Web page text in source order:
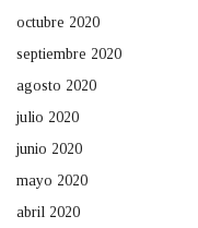
octubre 2020
septiembre 2020
agosto 2020
julio 2020
junio 2020
mayo 2020
abril 2020